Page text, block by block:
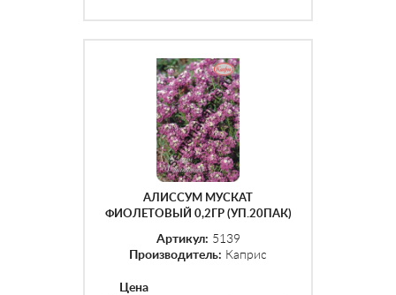
АЛИССУМ МУСКАТ
ФИОЛЕТОВЫЙ 0,2ГР (УП.20ПАК)
Артикул: 5139
Производитель: Каприс
Цена